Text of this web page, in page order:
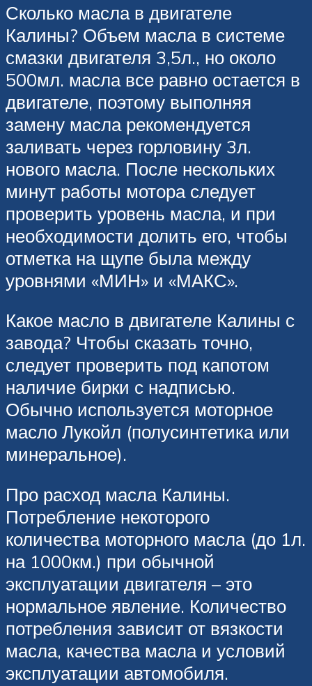
Сколько масла в двигателе
Калины? Объем масла в системе
смазки двигателя 3,5л., но около
500мл. масла все равно остается в
двигателе, поэтому выполняя
замену масла рекомендуется
заливать через горловину 3л.
нового масла. После нескольких
минут работы мотора следует
проверить уровень масла, и при
необходимости долить его, чтобы
отметка на щупе была между
уровнями «МИН» и «МАКС».
Какое масло в двигателе Калины с
завода? Чтобы сказать точно,
следует проверить под капотом
наличие бирки с надписью.
Обычно используется моторное
масло Лукойл (полусинтетика или
минеральное).
Про расход масла Калины.
Потребление некоторого
количества моторного масла (до 1л.
на 1000км.) при обычной
эксплуатации двигателя – это
нормальное явление. Количество
потребления зависит от вязкости
масла, качества масла и условий
эксплуатации автомобиля.